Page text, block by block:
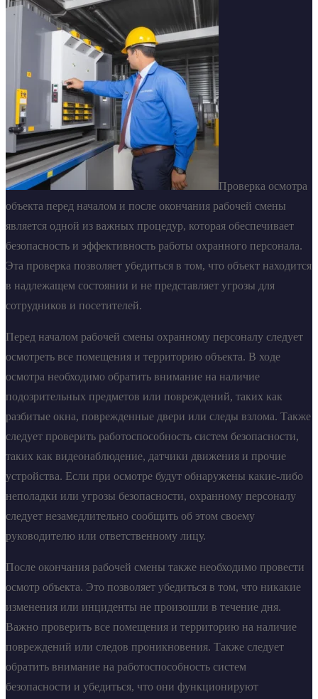
Проверка осмотра
объекта перед началом и после окончания рабочей смены
является одной из важных процедур, которая обеспечивает
безопасность и эффективность работы охранного персонала.
Эта проверка позволяет убедиться в том, что объект находится
в надлежащем состоянии и не представляет угрозы для
сотрудников и посетителей.
Перед началом рабочей смены охранному персоналу следует
осмотреть все помещения и территорию объекта. В ходе
осмотра необходимо обратить внимание на наличие
подозрительных предметов или повреждений, таких как
разбитые окна, поврежденные двери или следы взлома. Также
следует проверить работоспособность систем безопасности,
таких как видеонаблюдение, датчики движения и прочие
устройства. Если при осмотре будут обнаружены какие-либо
неполадки или угрозы безопасности, охранному персоналу
следует незамедлительно сообщить об этом своему
руководителю или ответственному лицу.
После окончания рабочей смены также необходимо провести
осмотр объекта. Это позволяет убедиться в том, что никакие
изменения или инциденты не произошли в течение дня.
Важно проверить все помещения и территорию на наличие
повреждений или следов проникновения. Также следует
обратить внимание на работоспособность систем
безопасности и убедиться, что они функционируют